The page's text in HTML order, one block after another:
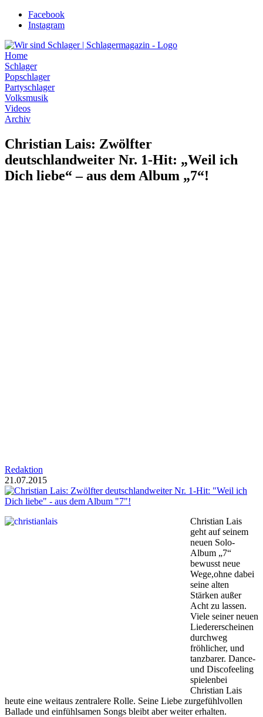
Zum
Inhalt
Facebook
Instagram
Home
Schlager
Popschlager
Partyschlager
Volksmusik
Videos
Archiv
Christian Lais: Zwölfter
deutschlandweiter Nr. 1-Hit: „Weil ich
Dich liebe“ – aus dem Album „7“!
Redaktion
21.07.2015
Christian Lais
geht auf seinem
neuen Solo-
Album „7“
bewusst neue
Wege,ohne dabei
seine alten
Stärken außer
Acht zu lassen.
Viele seiner neuen
Liedererscheinen
durchweg
fröhlicher, und
tanzbarer. Dance-
und Discofeeling
spielenbei
Christian Lais
heute eine weitaus zentralere Rolle. Seine Liebe zurgefühlvollen
Ballade und einfühlsamen Songs bleibt aber weiter erhalten.